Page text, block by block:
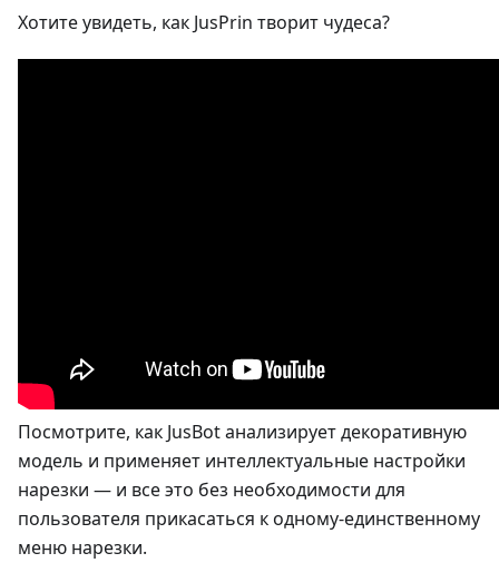
Хотите увидеть, как JusPrin творит чудеса?
Посмотрите, как JusBot анализирует декоративную
модель и применяет интеллектуальные настройки
нарезки — и все это без необходимости для
пользователя прикасаться к одному-единственному
меню нарезки.